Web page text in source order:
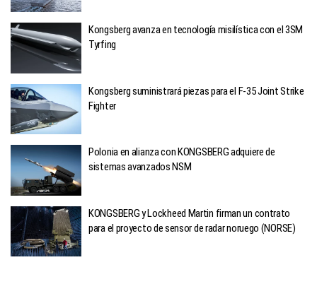
Kongsberg avanza en tecnología misilística con el 3SM
Tyrfing
Kongsberg suministrará piezas para el F-35 Joint Strike
Fighter
Polonia en alianza con KONGSBERG adquiere de
sistemas avanzados NSM
KONGSBERG y Lockheed Martin firman un contrato
para el proyecto de sensor de radar noruego (NORSE)